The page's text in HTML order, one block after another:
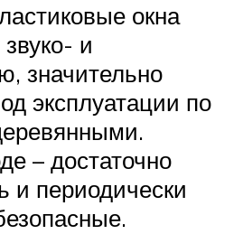
окна
и
значительно
эксплуатации по
– достаточно
и периодически